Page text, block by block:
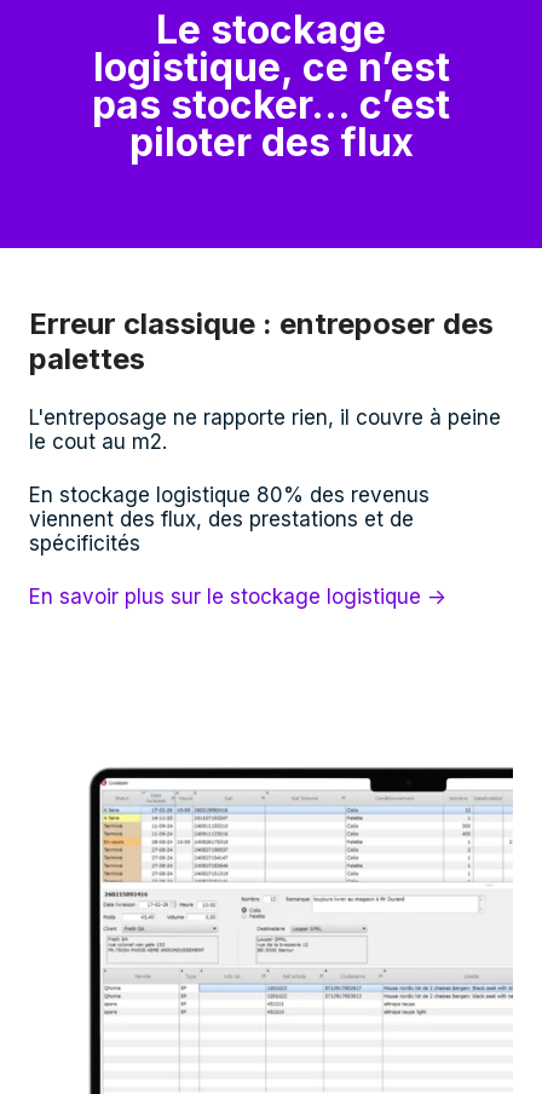
Le stockage
logistique, ce n’est
pas stocker… c’est
piloter des flux
Erreur classique : entreposer des
palettes
L'entreposage ne rapporte rien, il couvre à peine
le cout au m2.
En stockage logistique 80% des revenus
viennent des flux, des prestations et de
spécificités
En savoir plus sur le stockage logistique →